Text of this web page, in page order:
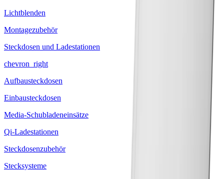
Lichtblenden
Montagezubehör
Steckdosen und Ladestationen
chevron_right
Aufbausteckdosen
Einbausteckdosen
Media-Schubladeneinsätze
Qi-Ladestationen
Steckdosenzubehör
Stecksysteme